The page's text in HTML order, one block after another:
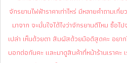
จักรยานไฟฟ้าราคาเท่าไหร่ มีหลายคำถามเกี่
มาจาก จะมั่นใจได้ไงว่าจักรยานดีไหม ซื้อ
เปล่า เห็นด้วยตา สัมผัสด้วยมือดีสุดคะ อยา
บอกต่อกันคะ และมาดูสินค้าที่หน้าร้านเราคะ